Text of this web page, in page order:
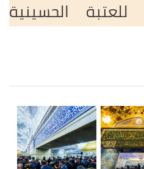
الحسينية